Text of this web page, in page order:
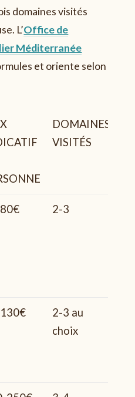
domaines visités
L’Office de
Méditerranée
et oriente selon
DOMAINES
VISITÉS
2-3
2-3 au
choix